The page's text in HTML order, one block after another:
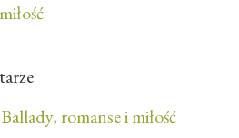
Ballady, romanse i miłość